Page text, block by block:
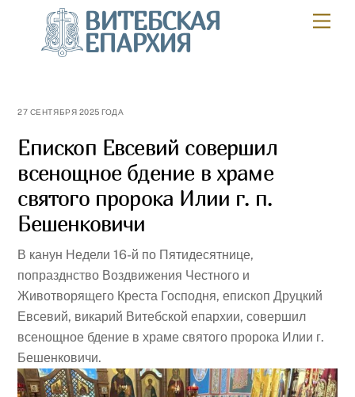
content
ВИТЕБСКАЯ
ЕПАРХИЯ
27 СЕНТЯБРЯ 2025 ГОДА
Епископ Евсевий совершил
всенощное бдение в храме
святого пророка Илии г. п.
Бешенковичи
В канун Недели 16-й по Пятидесятнице,
попразднство Воздвижения Честного и
Животворящего Креста Господня, епископ Друцкий
Евсевий, викарий Витебской епархии, совершил
всенощное бдение в храме святого пророка Илии г.
Бешенковичи.